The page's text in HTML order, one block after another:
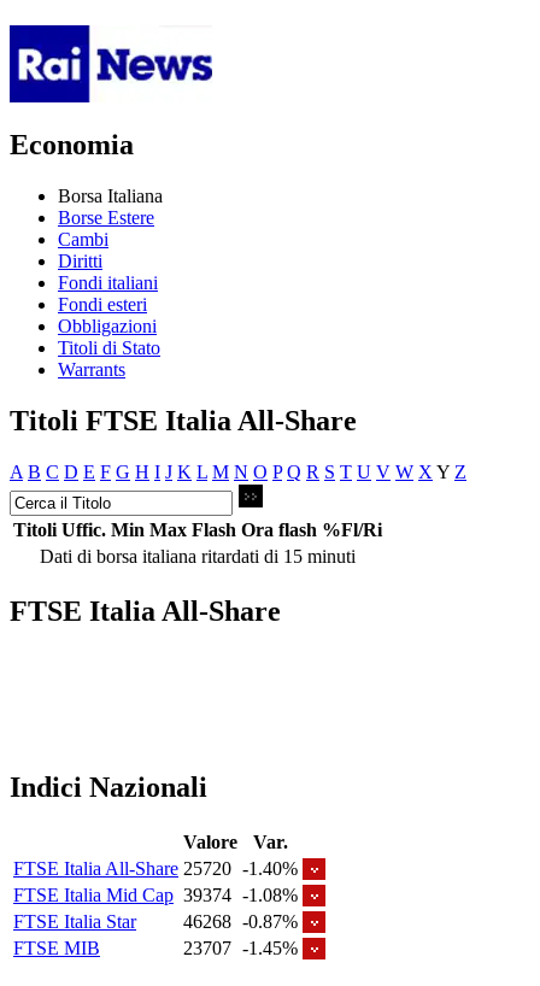
Economia
Borsa Italiana
Borse Estere
Cambi
Diritti
Fondi italiani
Fondi esteri
Obbligazioni
Titoli di Stato
Warrants
Titoli FTSE Italia All-Share
A B C D E F G H I J K L M N O P Q R S T U V W X Y Z
Titoli Uffic. Min Max Flash Ora flash %Fl/Ri
Dati di borsa italiana ritardati di 15 minuti
FTSE Italia All-Share
Indici Nazionali
Valore
Var.
FTSE Italia All-Share 25720 -1.40%
FTSE Italia Mid Cap 39374 -1.08%
FTSE Italia Star
46268 -0.87%
FTSE MIB
23707 -1.45%